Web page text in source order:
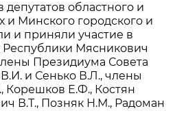
областного и
и Минского городского и
и приняли участие в
Республики Мясникович
Президиума Совета
и Сенько В.Л., члены
Корешков Е.Ф., Костян
В.Т., Позняк Н.М., Радоман